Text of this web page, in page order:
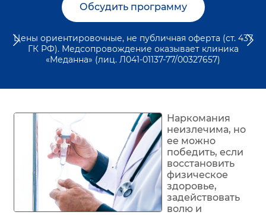
Обсудить программу
Цены ориентировочные, не публичная оферта (ст. 437
ГК РФ). Медсопровождение оказывает клиника
«Меданна» (лиц. Л041-01137-77/00327657)
Наркомания
неизлечима, но
ее можно
победить, если
восстановить
физическое
здоровье,
задействовать
волю и